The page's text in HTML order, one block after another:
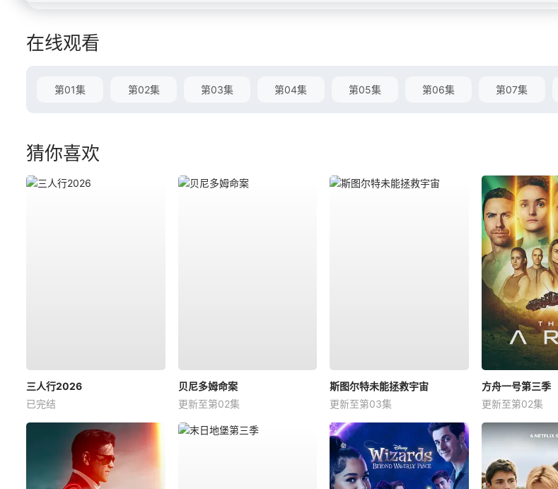
在线观看
第01集 第02集 第03集 第04集 第05集 第06集 第07集
猜你喜欢
三人行2026
已完结
贝尼多姆命案
更新至第02集
斯图尔特未能拯救宇宙
更新至第03集
方舟一号第三季
更新至第02集